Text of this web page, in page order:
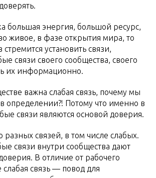
большая энергия, большой ресурс,
живое, в фазе открытия мира, то
стремится установить связи,
связи своего сообщества, своего
их информационно.
важна слабая связь, почему мы
определении?! Потому что именно в
связи являются основой доверия.
разных связей, в том числе слабых.
связи внутри сообщества дают
В отличие от рабочего
слабая связь — повод для